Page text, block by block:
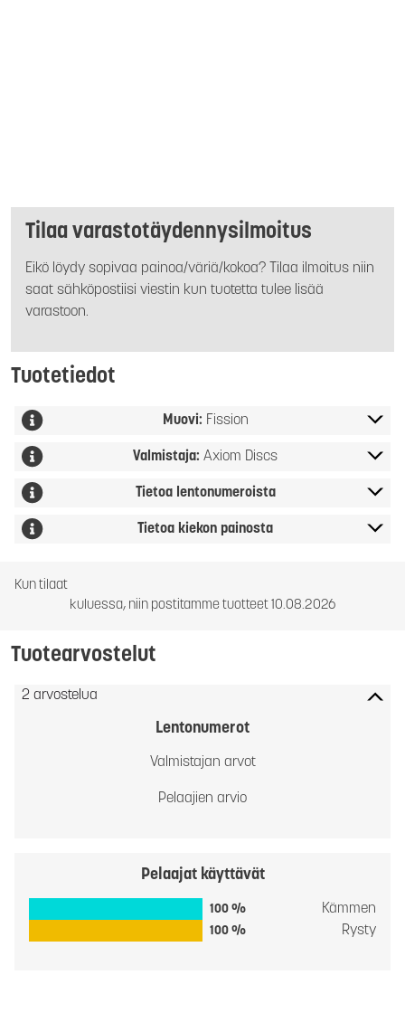
Tilaa varastotäydennysilmoitus
Eikö löydy sopivaa painoa/väriä/kokoa? Tilaa ilmoitus niin
saat sähköpostiisi viestin kun tuotetta tulee lisää
varastoon.
Tuotetiedot
Muovi: Fission
Valmistaja: Axiom Discs
Tietoa lentonumeroista
Tietoa kiekon painosta
Kun tilaat
kuluessa, niin postitamme tuotteet 10.08.2026
Tuotearvostelut
2 arvostelua
Lentonumerot
Valmistajan arvot
Pelaajien arvio
Pelaajat käyttävät
100 % Kämmen
100 % Rysty